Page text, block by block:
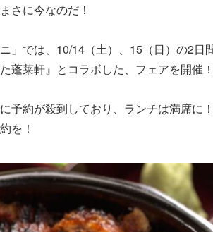
さに今なのだ！
」では、10/14（土）、15（日）の2日
蓬莱軒』とコラボした、フェアを開催！
予約が殺到しており、ランチは満席に
を！